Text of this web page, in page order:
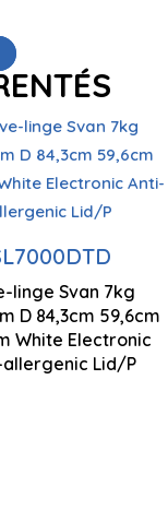
linge Svan 7kg
D 84,3cm 59,6cm
White Electronic
Lid/P
de
7 kg
rpm
Contrôle
électronique